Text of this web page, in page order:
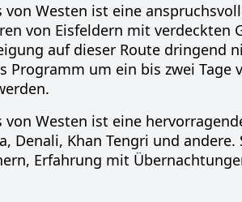
von Westen ist eine
von Eisfeldern mit
auf dieser Route dringend
Programm um ein bis zwei
von Westen ist eine
Denali, Khan Tengri und
, Erfahrung mit